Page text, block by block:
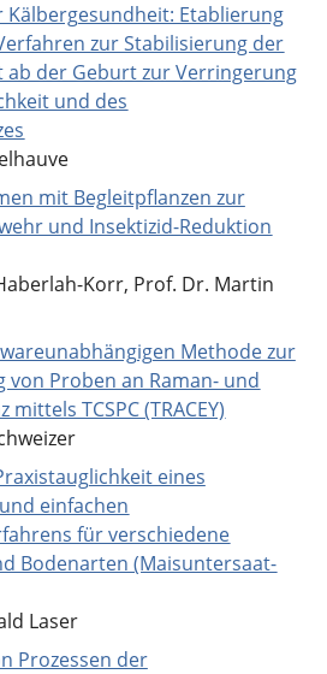
Etablierung
zur Stabilisierung der
ab der Geburt zur Verringerung
und des
mit Begleitpflanzen zur
und Insektizid-Reduktion
Korr, Prof. Dr. Martin
Methode zur
von Proben an Raman- und
TCSPC (TRACEY)
eines
einfachen
für verschiedene
Bodenarten (Maisuntersaat-
Laser
Prozessen der